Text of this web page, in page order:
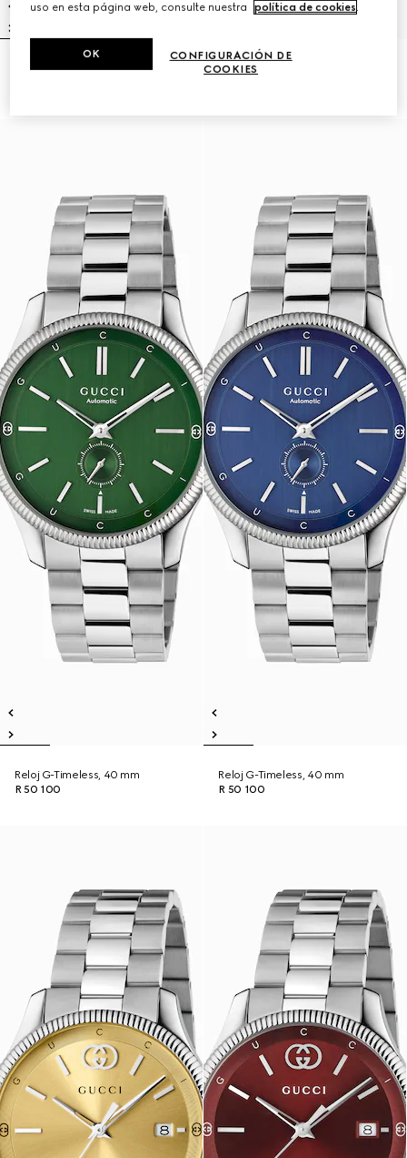
Reloj G-Timeless, 40 mm
Reloj G-Timeless, 38 mm
Reloj G-Timeless, 40 mm
R 50 100
Reloj G-Timeless, 40 mm
R 50 100
uso en esta página web, consulte nuestra
política de cookies.
CONFIGURACIÓN DE
COOKIES
OK